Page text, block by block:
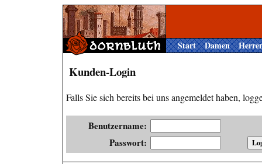
Start Damen
Kunden-Login
Falls Sie sich bereits bei uns angemeldet haben,
Benutzername:
Passwort: